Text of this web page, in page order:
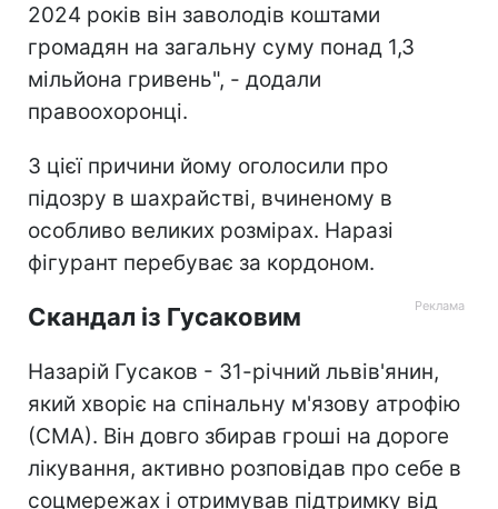
2024 років він заволодів коштами
громадян на загальну суму понад 1,3
мільйона гривень", - додали
правоохоронці.
З цієї причини йому оголосили про
підозру в шахрайстві, вчиненому в
особливо великих розмірах. Наразі
фігурант перебуває за кордоном.
Скандал із Гусаковим
Назарій Гусаков - 31-річний львів'янин,
який хворіє на спінальну м'язову атрофію
(СМА). Він довго збирав гроші на дороге
лікування, активно розповідав про себе в
соцмережах і отримував підтримку від